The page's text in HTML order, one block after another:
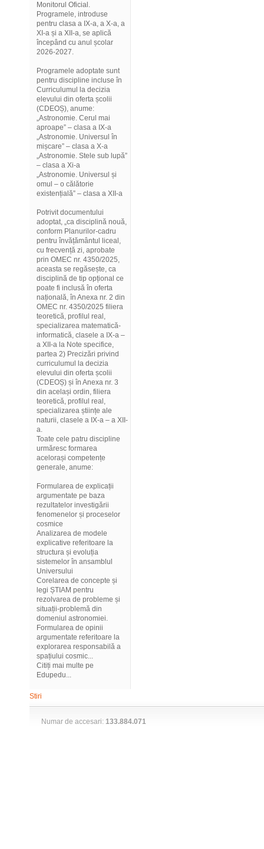
Monitorul Oficial.
Programele, introduse
pentru clasa a IX-a, a X-a, a
XI-a și a XII-a, se aplică
începând cu anul școlar
2026-2027.
Programele adoptate sunt
pentru discipline incluse în
Curriculumul la decizia
elevului din oferta școlii
(CDEOȘ), anume:
„Astronomie. Cerul mai
aproape” – clasa a IX-a
„Astronomie. Universul în
mișcare” – clasa a X-a
„Astronomie. Stele sub lupă”
– clasa a Xi-a
„Astronomie. Universul și
omul – o călătorie
existențială” – clasa a XII-a
Potrivit documentului
adoptat, „ca disciplină nouă,
conform Planurilor-cadru
pentru învățământul liceal,
cu frecvență zi, aprobate
prin OMEC nr. 4350/2025,
aceasta se regăsește, ca
disciplină de tip opțional ce
poate fi inclusă în oferta
națională, în Anexa nr. 2 din
OMEC nr. 4350/2025 filiera
teoretică, profilul real,
specializarea matematică-
informatică, clasele a IX-a –
a XII-a la Note specifice,
partea 2) Precizări privind
curriculumul la decizia
elevului din oferta școlii
(CDEOȘ) și în Anexa nr. 3
din același ordin, filiera
teoretică, profilul real,
specializarea științe ale
naturii, clasele a IX-a – a XII-
a.
Toate cele patru discipline
urmăresc formarea
acelorași competențe
generale, anume:
Formularea de explicații
argumentate pe baza
rezultatelor investigării
fenomenelor și proceselor
cosmice
Analizarea de modele
explicative referitoare la
structura și evoluția
sistemelor în ansamblul
Universului
Corelarea de concepte și
legi ȘTIAM pentru
rezolvarea de probleme și
situații-problemă din
domeniul astronomiei.
Formularea de opinii
argumentate referitoare la
explorarea responsabilă a
spațiului cosmic...
Citiți mai multe pe
Edupedu...
Stiri
Numar de accesari: 133.884.071